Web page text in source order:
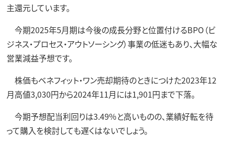
主還元しています。
今期2025年5月期は今後の成長分野と位置付けるBPO（ビ
ジネス・プロセス・アウトソーシング）事業の低迷もあり、大幅な
営業減益予想です。
株価もベネフィット・ワン売却期待のときにつけた2023年12
月高値3,030円から2024年11月には1,901円まで下落。
今期予想配当利回りは3.49%と高いものの、業績好転を待
って購入を検討しても遅くはないでしょう。